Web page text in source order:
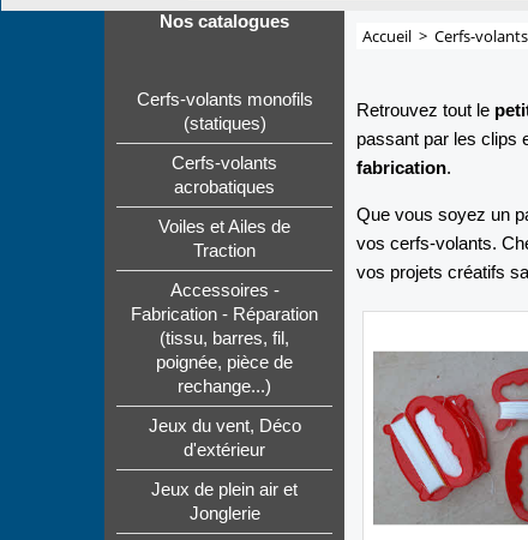
Nos catalogues
Cerfs-volants monofils
(statiques)
Cerfs-volants
acrobatiques
Voiles et Ailes de
Traction
Accessoires -
Fabrication - Réparation
(tissu, barres, fil,
poignée, pièce de
rechange...)
Jeux du vent, Déco
d'extérieur
Jeux de plein air et
Jonglerie
Accueil > Cerfs-
Retrouvez tout le
passant par les clips
fabrication.
Que vous soyez un
vos cerfs-volants.
vos projets créatifs